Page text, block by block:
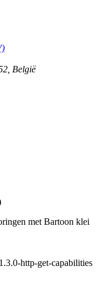
, België
met Bartoon klei
http-get-capabilities